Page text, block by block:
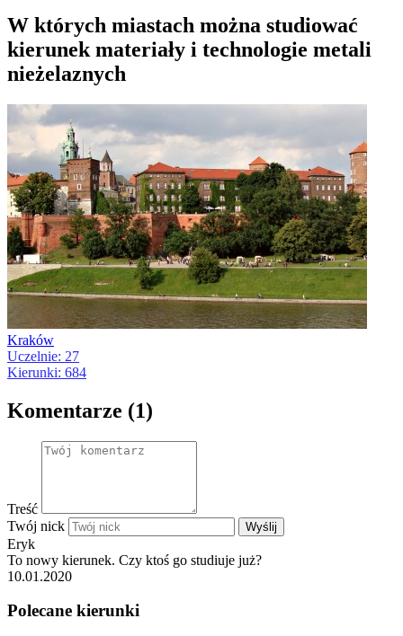
W których miastach można studiować
kierunek materiały i technologie metali
nieżelaznych
Kraków
Uczelnie: 27
Kierunki: 684
Komentarze (1)
Treść
Twój nick
Wyślij
Eryk
To nowy kierunek. Czy ktoś go studiuje już?
10.01.2020
Polecane kierunki